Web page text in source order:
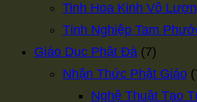
Tinh Hoa Kinh Vô
Tịnh Nghiệp Tam
Giáo Dục Phật Đà (7)
Nhận Thức Phật Giáo
Nghệ Thuật Tạo